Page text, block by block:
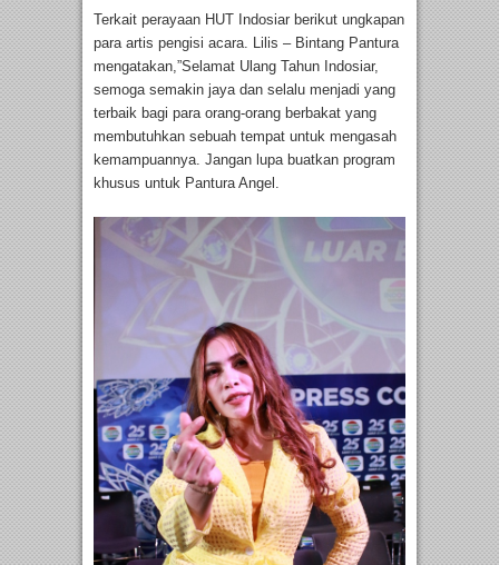
Terkait perayaan HUT Indosiar berikut ungkapan
para artis pengisi acara. Lilis – Bintang Pantura
mengatakan,”Selamat Ulang Tahun Indosiar,
semoga semakin jaya dan selalu menjadi yang
terbaik bagi para orang-orang berbakat yang
membutuhkan sebuah tempat untuk mengasah
kemampuannya. Jangan lupa buatkan program
khusus untuk Pantura Angel.